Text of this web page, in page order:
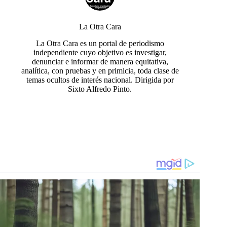
La Otra Cara
La Otra Cara es un portal de periodismo
independiente cuyo objetivo es investigar,
denunciar e informar de manera equitativa,
analítica, con pruebas y en primicia, toda clase de
temas ocultos de interés nacional. Dirigida por
Sixto Alfredo Pinto.